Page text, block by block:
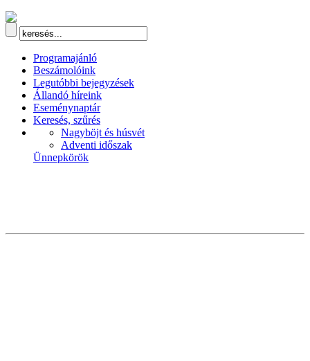
Programajánló
Beszámolóink
Legutóbbi bejegyzések
Állandó híreink
Eseménynaptár
Keresés, szűrés
Nagyböjt és húsvét
Adventi időszak
Ünnepkörök